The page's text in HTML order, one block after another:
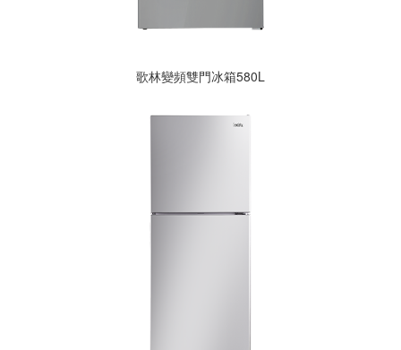
歌林變頻雙門冰箱580L